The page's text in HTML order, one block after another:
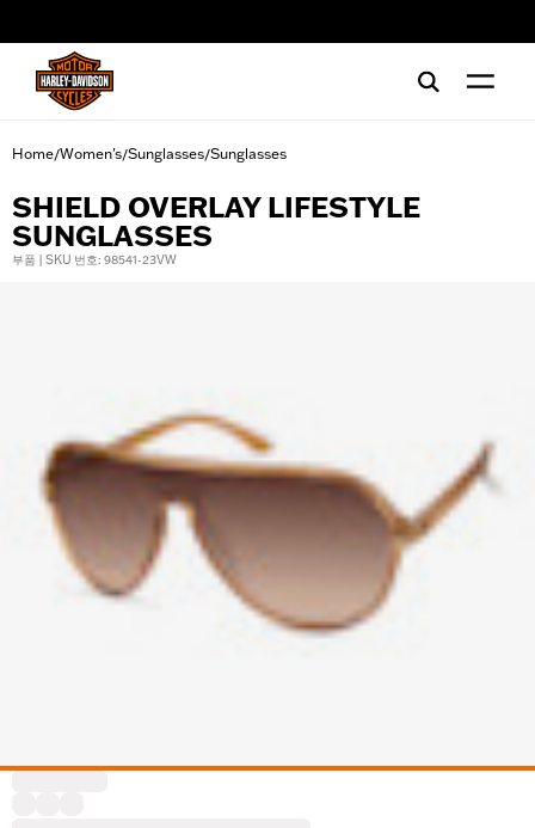
Home/Women's/Sunglasses/Sunglasses
SHIELD OVERLAY LIFESTYLE
SUNGLASSES
부품 | SKU 번호: 98541-23VW